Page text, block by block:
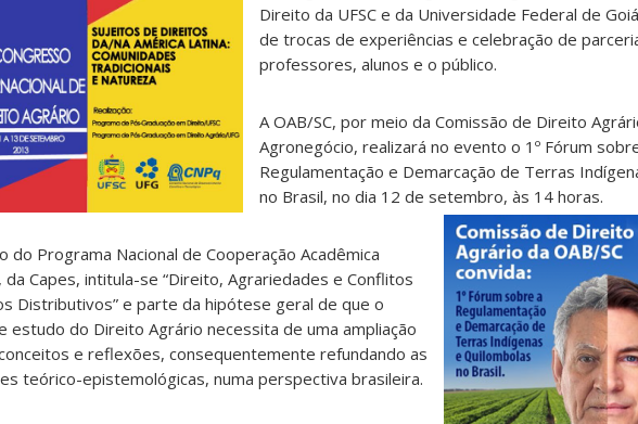
Direito da UFSC e da Universidade Federal de
de trocas de experiências e celebração de
professores, alunos e o público.
A OAB/SC, por meio da Comissão de Direito
Agronegócio, realizará no evento o 1º Fórum
Regulamentação e Demarcação de Terras
no Brasil, no dia 12 de setembro, às 14 horas.
do Programa Nacional de Cooperação Acadêmica
da Capes, intitula-se “Direito, Agrariedades e Conflitos
Distributivos” e parte da hipótese geral de que o
estudo do Direito Agrário necessita de uma ampliação
e reflexões, consequentemente refundando as
teórico-epistemológicas, numa perspectiva brasileira.